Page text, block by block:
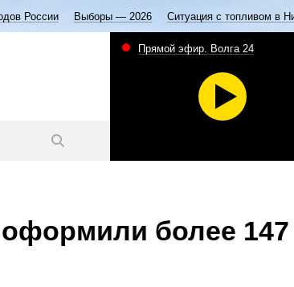
России Выборы — 2026 Ситуация с топливом в
Прямой эфир. Волга 24
более 147